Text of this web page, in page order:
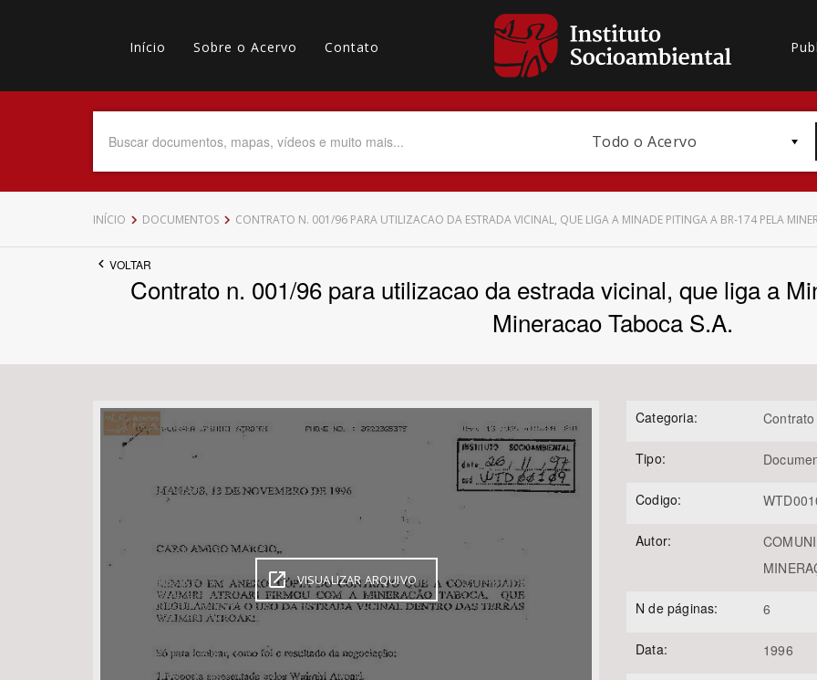
Main
navigation
Início Sobre o Acervo Contato
secundário
Todo o Acervo
Data do Documento Até
Bioma / Bacia
Área de Levantamento Área Protegida
INÍCIO DOCUMENTOS CONTRATO N. 001/96 PARA UTILIZACAO DA ESTRADA VICINAL, QUE LIGA A MINADE PITINGA A BR-174 PELA
VOLTAR
Contrato n. 001/96 para utilizacao da estrada vicinal, que liga a
Mineracao Taboca S.A.
VISUALIZAR ARQUIVO
Categoria: Contrato
Tipo:
Codigo:
Autor:
N de páginas: 6
Data: 1996